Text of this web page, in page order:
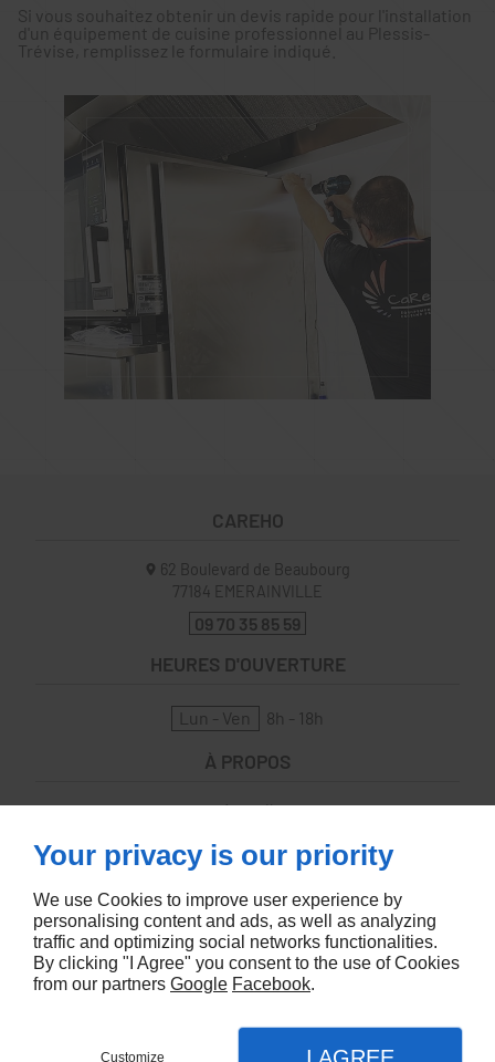
Si vous souhaitez obtenir un devis rapide pour l'installation
d'un équipement de cuisine professionnel au Plessis-
Trévise, remplissez le formulaire indiqué.
CAREHO
62 Boulevard de Beaubourg
77184 EMERAINVILLE
09 70 35 85 59
HEURES D'OUVERTURE
Lun - Ven 8h - 18h
À PROPOS
Accueil
Mentions légales
SUIVEZ-NOUS
Your privacy is our priority
We use Cookies to improve user experience by
personalising content and ads, as well as analyzing
traffic and optimizing social networks functionalities.
By clicking "I Agree" you consent to the use of Cookies
from our partners Google Facebook.
Customize